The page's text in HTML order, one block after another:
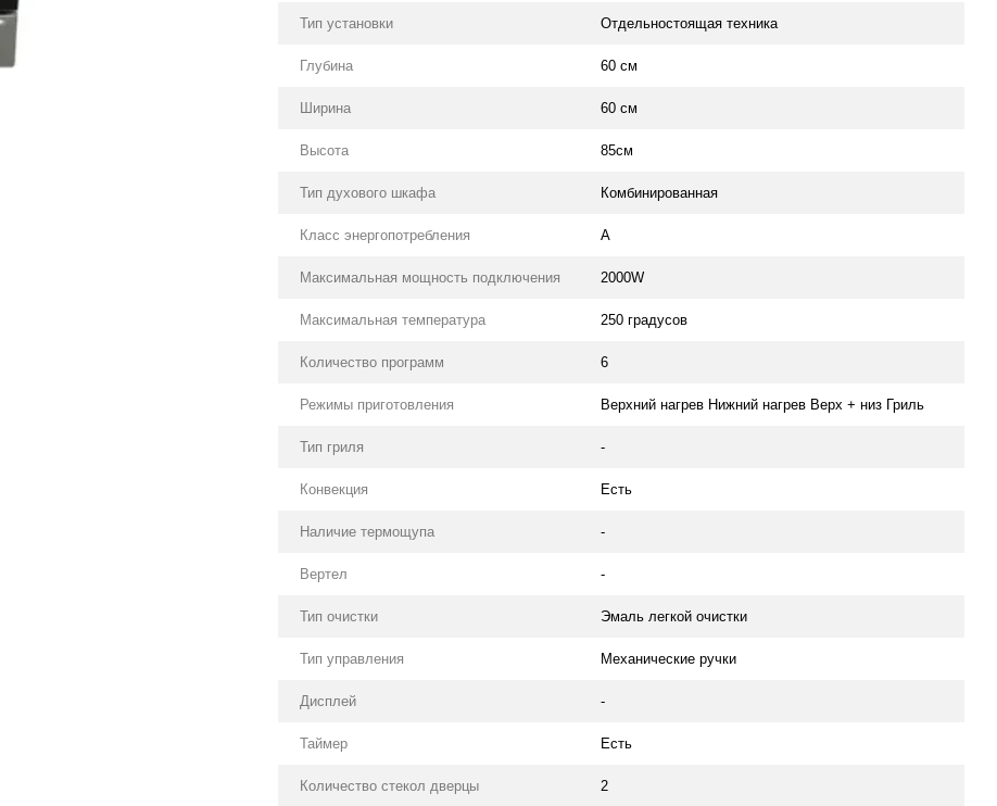
Тип установки Отдельностоящая техника
Глубина 60 см
Ширина 60 см
Высота 85см
Тип духового шкафа Комбинированная
Класс энергопотребления А
Максимальная мощность подключения 2000W
Максимальная температура 250 градусов
Количество программ 6
Режимы приготовления Верхний нагрев Нижний нагрев Верх + низ Гриль
Тип гриля -
Конвекция Есть
Наличие термощупа -
Вертел -
Тип очистки Эмаль легкой очистки
Тип управления Механические ручки
Дисплей -
Таймер Есть
Количество стекол дверцы 2